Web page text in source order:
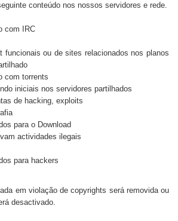
conteúdo nos nossos servidores e rede.
com IRC
funcionais ou de sites relacionados nos planos
com torrents
iniciais nos servidores partilhados
de hacking, exploits
para o Download
actividades ilegais
para hackers
em violação de copyrights será removida ou
desactivado.